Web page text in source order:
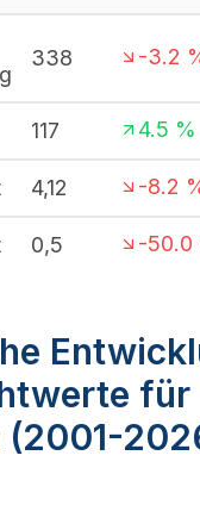
338 -3.2
117 4.5 %
4,12 -8.2
0,5 -50.0
für
(2001-